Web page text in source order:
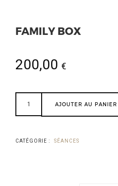
FAMILY BOX
200,00€
AJOUTER AU PANIER
CATÉGORIE : SÉANCES